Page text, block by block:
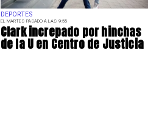
DEPORTES
EL MARTES PASADO A LAS 9:55
Clark increpado por hinchas
de la U en Centro de Justicia